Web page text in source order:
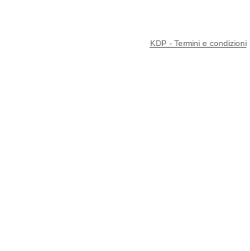
KDP - Termini e condizioni